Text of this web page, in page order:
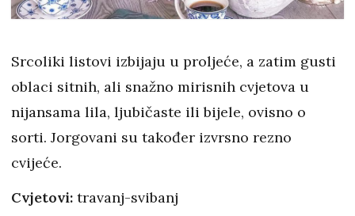
Srcoliki listovi izbijaju u proljeće, a zatim gusti
oblaci sitnih, ali snažno mirisnih cvjetova u
nijansama lila, ljubičaste ili bijele, ovisno o
sorti. Jorgovani su također izvrsno rezno
cvijeće.
Cvjetovi: travanj-svibanj